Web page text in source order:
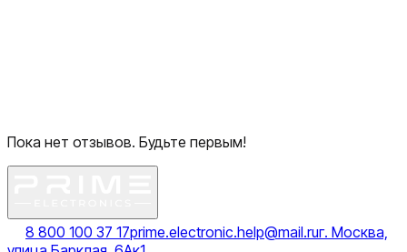
Пока нет отзывов. Будьте первым!
8 800 100 37 17prime.electronic.help@mail.ruг. Москва,